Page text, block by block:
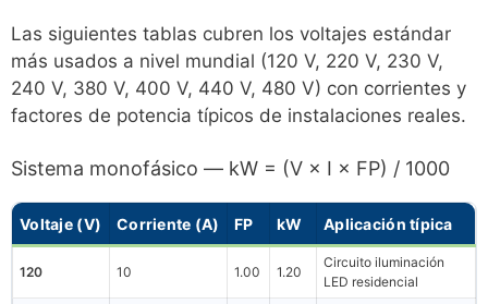
Las siguientes tablas cubren los voltajes estándar
más usados a nivel mundial (120 V, 220 V, 230 V,
240 V, 380 V, 400 V, 440 V, 480 V) con corrientes y
factores de potencia típicos de instalaciones reales.
Sistema monofásico — kW = (V × I × FP) / 1000
Voltaje (V) Corriente (A) FP kW Aplicación típica
120 10 1.00 1.20
Circuito iluminación
LED residencial